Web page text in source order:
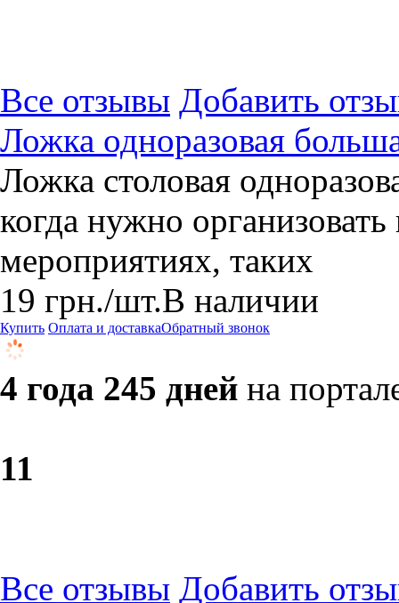
Все отзывы Добавить
Ложка одноразовая
Ложка столовая
когда нужно
мероприятиях, таких
19 грн./шт.В наличии
Купить Оплата и доставкаОбратный звонок
4 года 245 дней на
11
Все отзывы Добавить